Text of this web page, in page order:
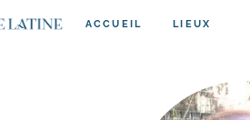
ACCUEIL LIEUX